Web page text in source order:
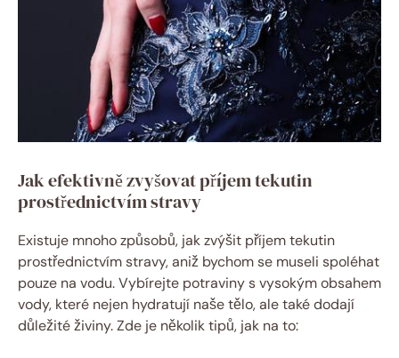
Jak efektivně zvyšovat příjem tekutin
prostřednictvím stravy
Existuje mnoho způsobů, jak zvýšit příjem tekutin
prostřednictvím stravy, aniž bychom se museli spoléhat
pouze na vodu. Vybírejte potraviny s vysokým obsahem
vody, které nejen hydratují naše tělo, ale také dodají
důležité živiny. Zde je několik tipů, jak na to: